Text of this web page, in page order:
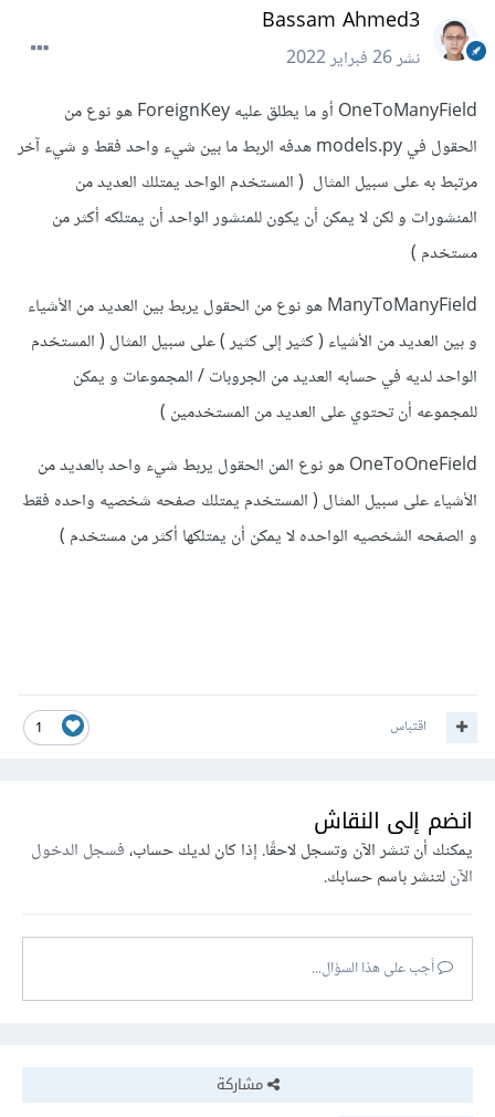
Bassam Ahmed3
نشر26 فبراير 2022
OneToManyField أو ما يطلق عليه ForeignKey هو نوع من
الحقول في models.py هدفه الربط ما بين شيء واحد فقط و شيء آخر
مرتبط به على سبيل المثال ( المستخدم الواحد يمتلك العديد من
المنشورات و لكن لا يمكن أن يكون للمنشور الواحد أن يمتلكه أكثر من
مستخدم )
ManyToManyField هو نوع من الحقول يربط بين العديد من الأشياء
و بين العديد من الأشياء ( كثير إلى كثير ) على سبيل المثال ( المستخدم
الواحد لديه في حسابه العديد من الجروبات / المجموعات و يمكن
للمجموعه أن تحتوي على العديد من المستخدمين )
OneToOneField هو نوع المن الحقول يربط شيء واحد بالعديد من
الأشياء على سبيل المثال ( المستخدم يمتلك صفحه شخصيه واحده فقط
و الصفحه الشخصيه الواحده لا يمكن أن يمتلكها أكثر من مستخدم )
1 اقتباس
انضم إلى النقاش
يمكنك أن تنشر الآن وتسجل لاحقًا. إذا كان لديك حساب،فسجل الدخول
الآنلتنشر باسم حسابك.
أجب على هذا السؤال...
مشاركة